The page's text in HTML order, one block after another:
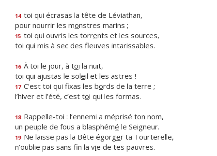
14 toi qui écrasas la tête de Léviathan,
pour nourrir les monstres marins ;
15 toi qui ouvris les torrents et les sources,
toi qui mis à sec des fleuves intarissables.
16 À toi le jour, à toi la nuit,
toi qui ajustas le soleil et les astres !
17 C’est toi qui fixas les bords de la terre ;
l’hiver et l’été, c’est toi qui les formas.
18 Rappelle-toi : l’ennemi a méprisé ton nom,
un peuple de fous a blasphémé le Seigneur.
19 Ne laisse pas la Bête égorger ta Tourterelle,
n’oublie pas sans fin la vie de tes pauvres.